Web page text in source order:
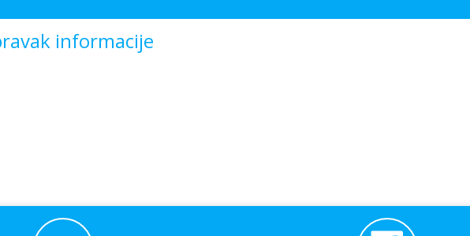
informacije